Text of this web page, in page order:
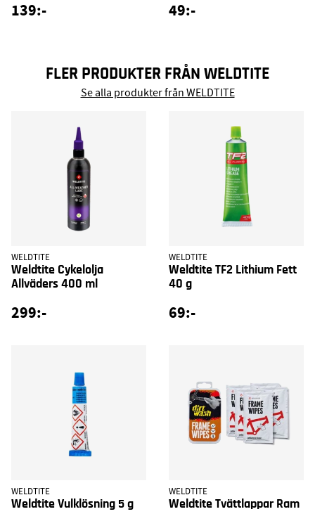
139:- 49:-
FLER PRODUKTER FRÅN WELDTITE
Se alla produkter från WELDTITE
WELDTITE
Weldtite Cykelolja
Allväders 400 ml
299:-
WELDTITE
Weldtite TF2 Lithium Fett
40 g
69:-
WELDTITE
Weldtite Vulklösning 5 g
WELDTITE
Weldtite Tvättlappar Ram